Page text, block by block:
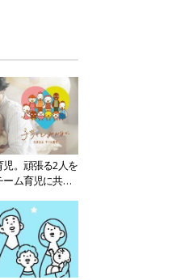
。頑張る2人を
ム育児に共感